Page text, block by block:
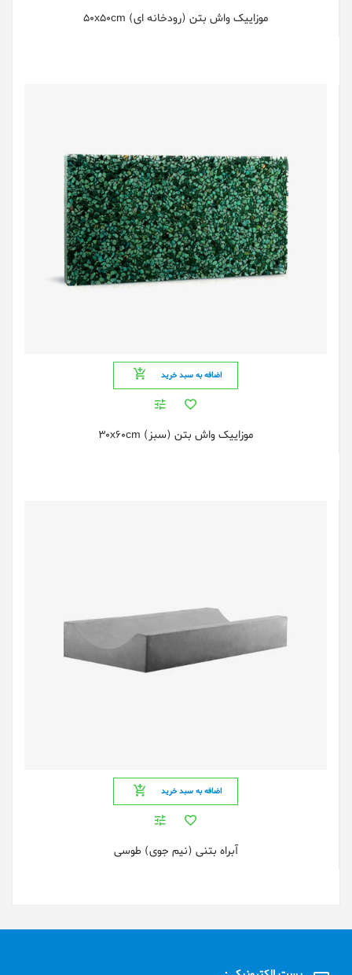
موزاییک واش بتن (رودخانه ای) 50x50cm
اضافه به سبد خرید
موزاییک واش بتن (سبز) 30x60cm
اضافه به سبد خرید
آبراه بتنی (نیم جوی) طوسی